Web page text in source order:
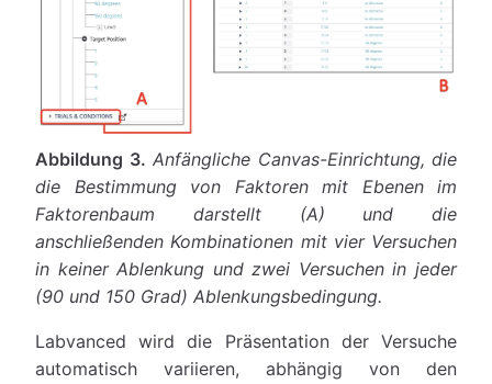
Abbildung 3. Anfängliche Canvas-Einrichtung, die
die Bestimmung von Faktoren mit Ebenen im
Faktorenbaum darstellt (A) und die
anschließenden Kombinationen mit vier Versuchen
in keiner Ablenkung und zwei Versuchen in jeder
(90 und 150 Grad) Ablenkungsbedingung.
Labvanced wird die Präsentation der Versuche
automatisch variieren, abhängig von den